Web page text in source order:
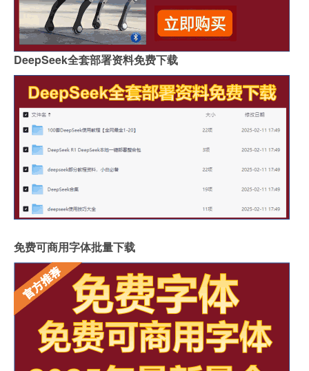
DeepSeek全套部署资料免费下载
免费可商用字体批量下载